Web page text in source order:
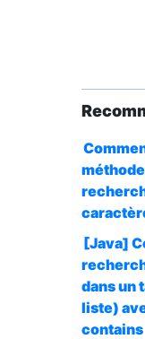
[Java]
dans un
liste)
contains